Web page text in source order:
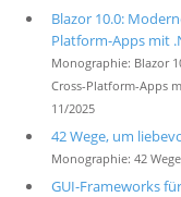
Blazor 10.0:
Platform-Apps mit
Monographie: Blazor
Cross-Platform-Apps
11/2025
42 Wege, um
Monographie: 42
GUI-Frameworks